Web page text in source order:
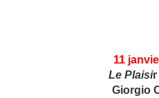
11
Le Plaisir
Giorgio